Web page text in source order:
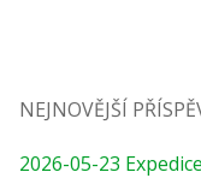
NEJNOVĚJŠÍ
2026-05-23